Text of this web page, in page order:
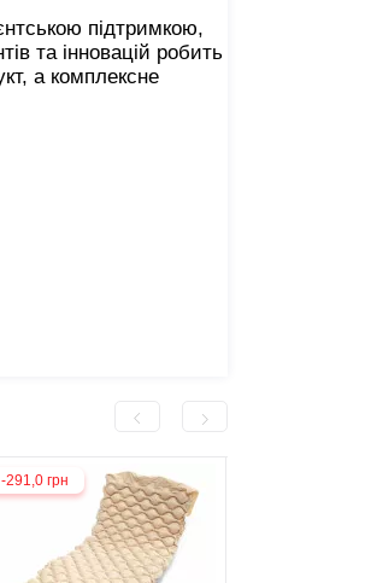
підтримкою,
та інновацій робить
а комплексне
-291,0 грн